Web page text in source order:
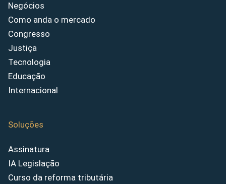
Negócios
Como anda o mercado
Congresso
Justiça
Tecnologia
Educação
Internacional
Soluções
Assinatura
IA Legislação
Curso da reforma tributária